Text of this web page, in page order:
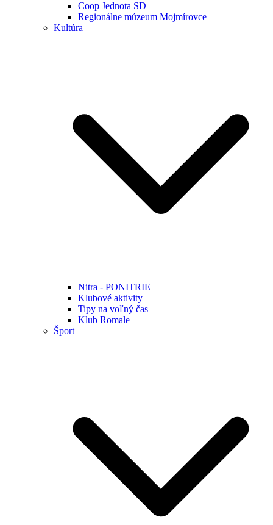
Coop Jednota SD
Regionálne múzeum Mojmírovce
Kultúra
Nitra - PONITRIE
Klubové aktivity
Tipy na voľný čas
Klub Romale
Šport